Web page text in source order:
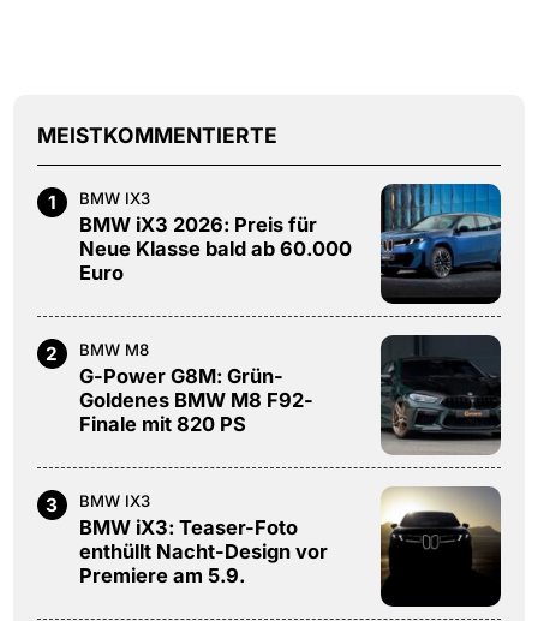
MEISTKOMMENTIERTE
1 BMW IX3
BMW iX3 2026: Preis für
Neue Klasse bald ab 60.000
Euro
2 BMW M8
G-Power G8M: Grün-
Goldenes BMW M8 F92-
Finale mit 820 PS
3 BMW IX3
BMW iX3: Teaser-Foto
enthüllt Nacht-Design vor
Premiere am 5.9.